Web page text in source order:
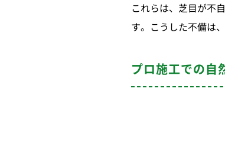
これらは、芝目が不
す。こうした不備は
プロ施工での自